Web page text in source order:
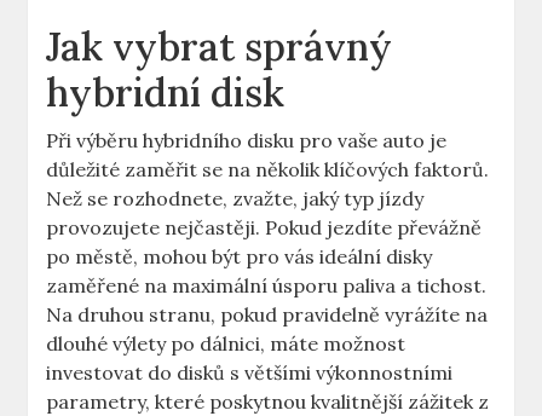
Jak vybrat správný
⁤hybridní disk
Při ​výběru hybridního disku pro vaše auto je
důležité zaměřit se na​ několik​ klíčových faktorů.
⁤Než​ se⁣ rozhodnete, zvažte, jaký typ‍ jízdy
provozujete nejčastěji. Pokud ​jezdíte převážně
po ⁤městě, mohou být pro⁣ vás ideální⁢ disky‍
zaměřené ⁣na ​maximální úsporu paliva a ​tichost.
Na⁢ druhou stranu, pokud pravidelně vyrážíte na
dlouhé výlety ⁣po ⁣dálnici, máte ‍možnost
investovat do disků s většími výkonnostními
parametry,‍ které poskytnou kvalitnější zážitek​ z